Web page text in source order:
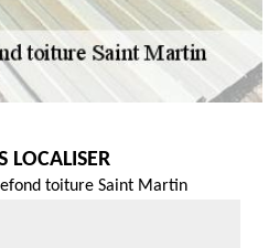
LOCALISER
toiture Saint Martin